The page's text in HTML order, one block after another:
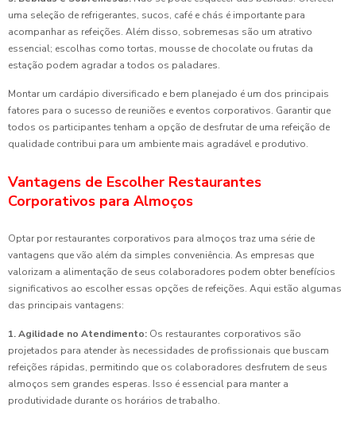
uma seleção de refrigerantes, sucos, café e chás é importante para
acompanhar as refeições. Além disso, sobremesas são um atrativo
essencial; escolhas como tortas, mousse de chocolate ou frutas da
estação podem agradar a todos os paladares.
Montar um cardápio diversificado e bem planejado é um dos principais
fatores para o sucesso de reuniões e eventos corporativos. Garantir que
todos os participantes tenham a opção de desfrutar de uma refeição de
qualidade contribui para um ambiente mais agradável e produtivo.
Vantagens de Escolher Restaurantes
Corporativos para Almoços
Optar por restaurantes corporativos para almoços traz uma série de
vantagens que vão além da simples conveniência. As empresas que
valorizam a alimentação de seus colaboradores podem obter benefícios
significativos ao escolher essas opções de refeições. Aqui estão algumas
das principais vantagens:
1. Agilidade no Atendimento: Os restaurantes corporativos são
projetados para atender às necessidades de profissionais que buscam
refeições rápidas, permitindo que os colaboradores desfrutem de seus
almoços sem grandes esperas. Isso é essencial para manter a
produtividade durante os horários de trabalho.